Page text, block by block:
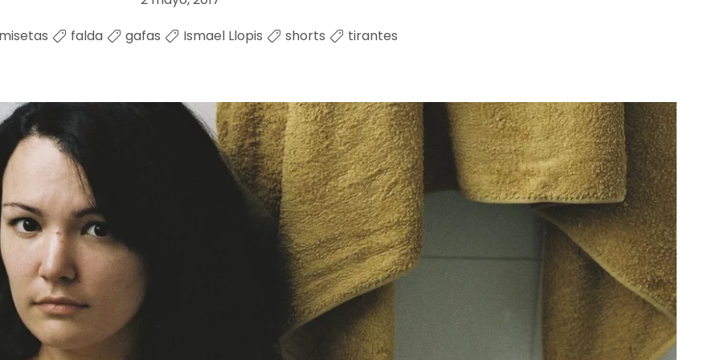
falda gafas Ismael Llopis shorts tirantes